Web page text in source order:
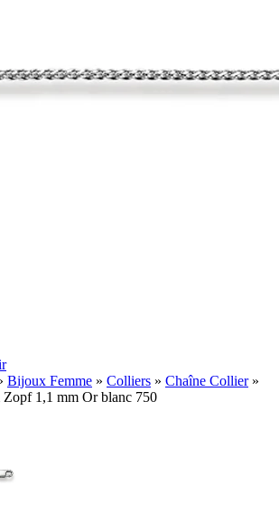
Bijoux Femme » Colliers » Chaîne Collier»
1,1 mm Or blanc 750